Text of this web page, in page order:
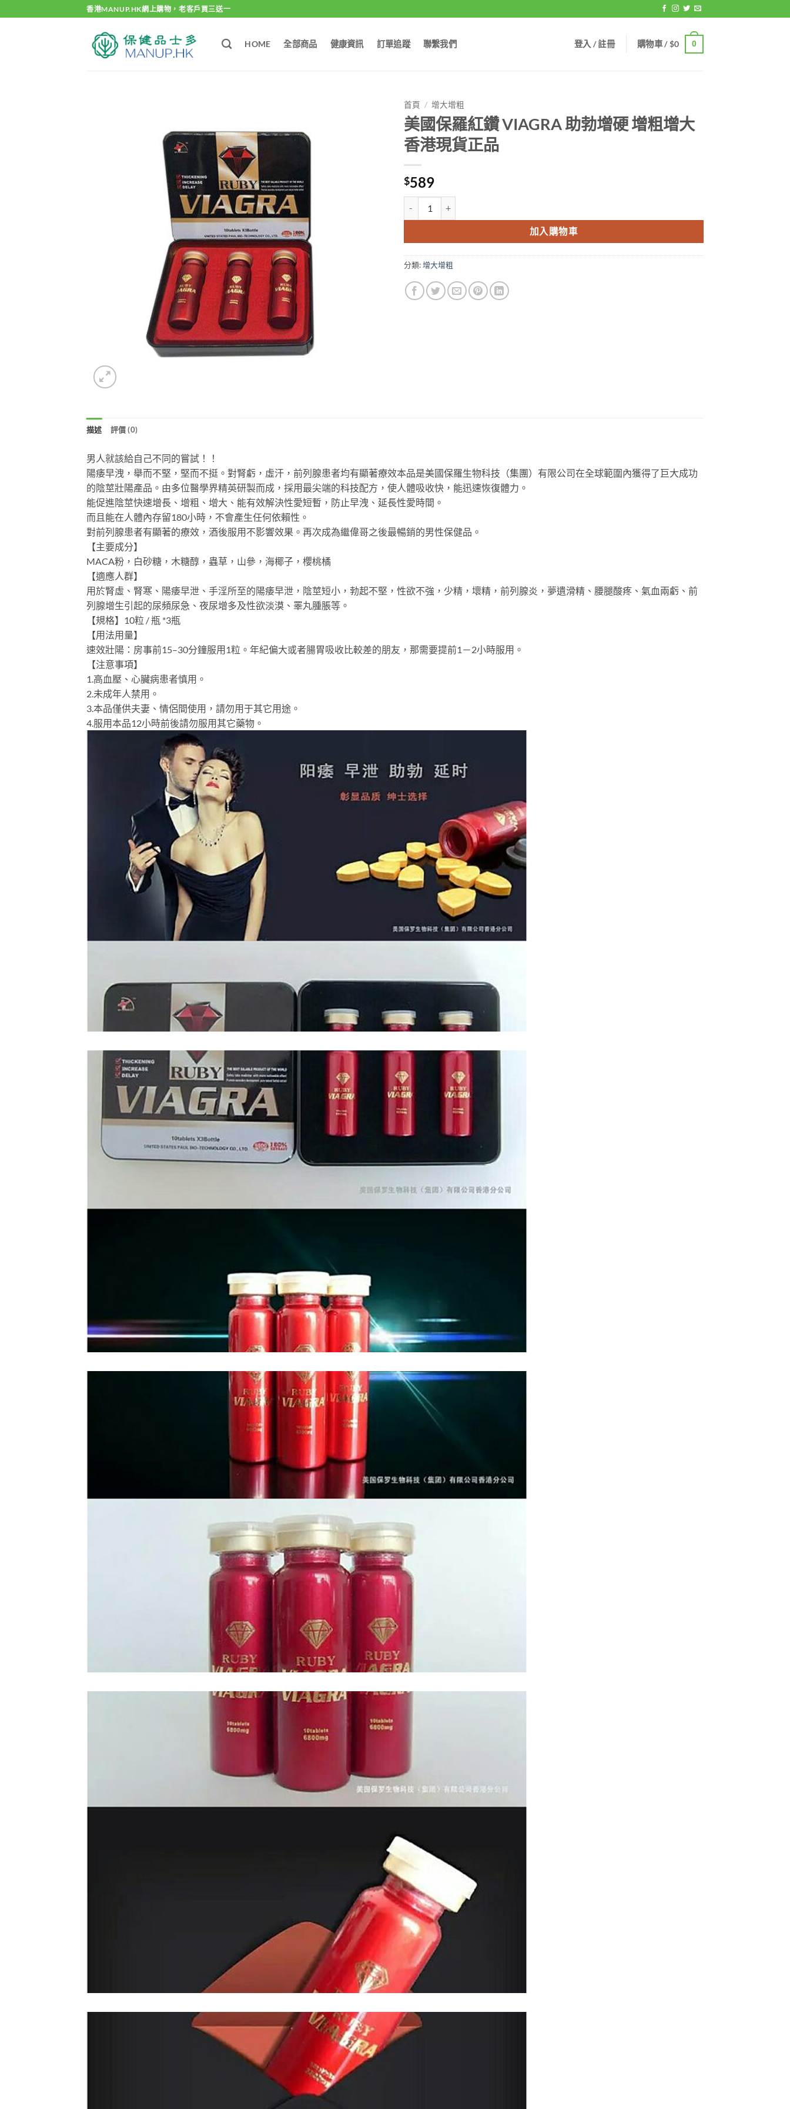
to
香港MANUP.HK網上購物，老客戶買三送一
HOME 全部商品 健康資訊 訂單追蹤 聯繫我們 登入 / 註冊 購物車 /$0 0
首頁 / 增大增粗
美國保羅紅鑽 VIAGRA 助勃增硬 增粗增大
香港現貨正品
$589
加入購物車
分類:增大增粗
描述 評價 (0)
男人就該給自己不同的嘗試！！
陽痿早洩，舉而不堅，堅而不挺。對腎虧，虛汗，前列腺患者均有顯著療效本品是美國保羅生物科技（集團）有限公司在全球範圍內獲得了巨大成功
的陰莖壯陽產品。由多位醫學界精英研製而成，採用最尖端的科技配方，使人體吸收快，能迅速恢復體力。
能促進陰莖快速增長、增粗、增大、能有效解決性愛短暫，防止早洩、延長性愛時間。
而且能在人體內存留180小時，不會產生任何依賴性。
對前列腺患者有顯著的療效，酒後服用不影響效果。再次成為繼偉哥之後最暢銷的男性保健品。
【主要成分】
MACA粉，白砂糖，木糖醇，蟲草，山參，海椰子，櫻桃橘
【適應人群】
用於腎虛、腎寒、陽痿早泄、手淫所至的陽痿早泄，陰莖短小，勃起不堅，性欲不強，少精，壞精，前列腺炎，夢遺滑精、腰腿酸疼、氣血兩虧、前
列腺增生引起的尿頻尿急、夜尿增多及性欲淡漠、睪丸腫脹等。
【規格】10粒 / 瓶 *3瓶
【用法用量】
速效壯陽：房事前15–30分鐘服用1粒。年紀偏大或者腸胃吸收比較差的朋友，那需要提前1－2小時服用。
【注意事項】
1.高血壓、心臟病患者慎用。
2.未成年人禁用。
3.本品僅供夫妻、情侶間使用，請勿用于其它用途。
4.服用本品12小時前後請勿服用其它藥物。